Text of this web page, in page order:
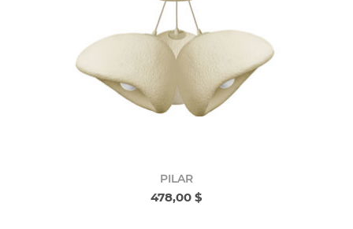
PILAR
478,00 $